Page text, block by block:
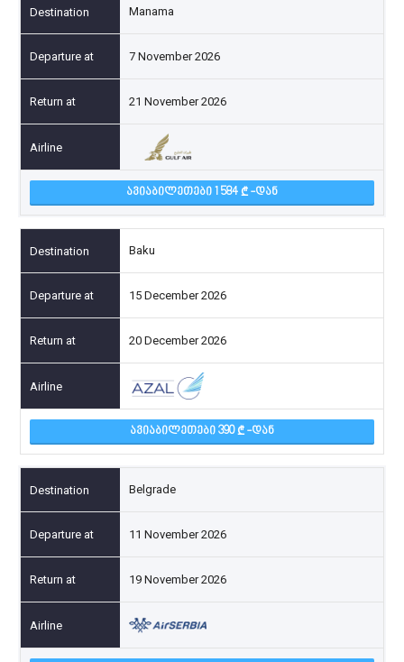
Manama
7 November 2026
21 November 2026
ᲐᲕᲘᲐᲑᲘᲚᲔᲗᲔᲑᲘ 1 584 -ᲓᲐᲜ
Baku
15 December 2026
20 December 2026
ᲐᲕᲘᲐᲑᲘᲚᲔᲗᲔᲑᲘ 390 -ᲓᲐᲜ
Belgrade
11 November 2026
19 November 2026